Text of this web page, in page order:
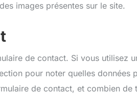
images présentes sur le site.
de contact. Si vous utilisez
pour noter quelles données
de contact, et combien de